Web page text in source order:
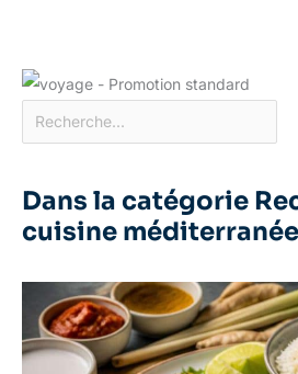
Dans la catégorie
cuisine